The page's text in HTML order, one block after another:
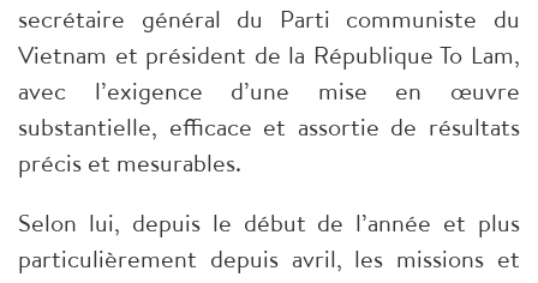
secrétaire général du Parti communiste du
Vietnam et président de la République To Lam,
avec l’exigence d’une mise en œuvre
substantielle, efficace et assortie de résultats
précis et mesurables.
Selon lui, depuis le début de l’année et plus
particulièrement depuis avril, les missions et